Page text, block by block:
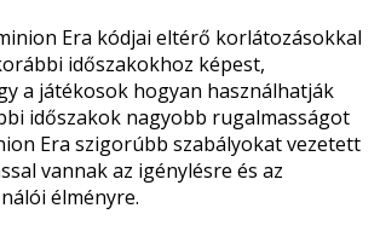
Era kódjai eltérő korlátozásokkal
időszakokhoz képest,
a játékosok hogyan használhatják
időszakok nagyobb rugalmasságot
Era szigorúbb szabályokat vezetett
vannak az igénylésre és az
élményre.